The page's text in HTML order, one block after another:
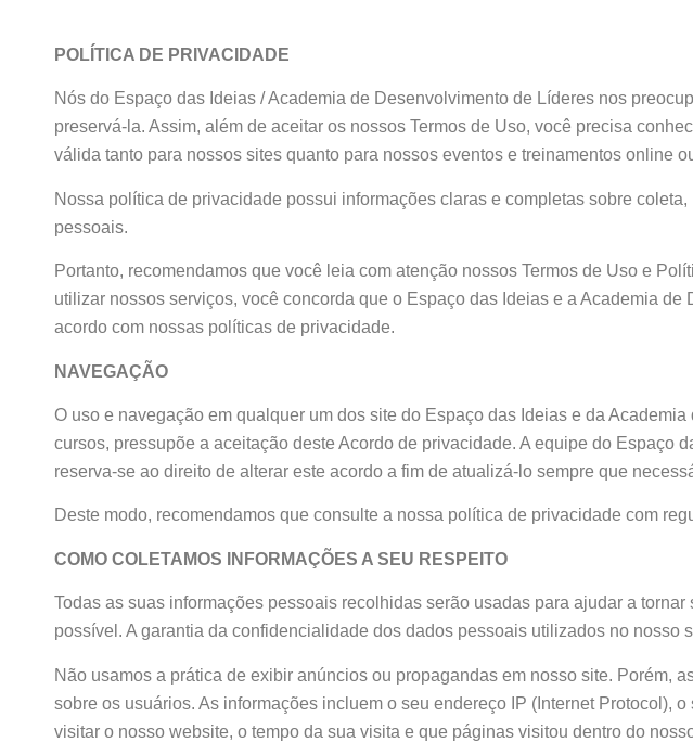
POLÍTICA DE PRIVACIDADE
Nós do Espaço das Ideias / Academia de Desenvolvimento de Líderes nos
preservá-la. Assim, além de aceitar os nossos Termos de Uso, você precisa
válida tanto para nossos sites quanto para nossos eventos e treinamentos online
Nossa política de privacidade possui informações claras e completas sobre
pessoais.
Portanto, recomendamos que você leia com atenção nossos Termos de Uso e
utilizar nossos serviços, você concorda que o Espaço das Ideias e a Academia
acordo com nossas políticas de privacidade.
NAVEGAÇÃO
O uso e navegação em qualquer um dos site do Espaço das Ideias e da
cursos, pressupõe a aceitação deste Acordo de privacidade. A equipe do Espaço
reserva-se ao direito de alterar este acordo a fim de atualizá-lo sempre que
Deste modo, recomendamos que consulte a nossa política de privacidade com
COMO COLETAMOS INFORMAÇÕES A SEU RESPEITO
Todas as suas informações pessoais recolhidas serão usadas para ajudar a
possível. A garantia da confidencialidade dos dados pessoais utilizados no nosso
Não usamos a prática de exibir anúncios ou propagandas em nosso site. Porém,
sobre os usuários. As informações incluem o seu endereço IP (Internet Protocol),
visitar o nosso website, o tempo da sua visita e que páginas visitou dentro do